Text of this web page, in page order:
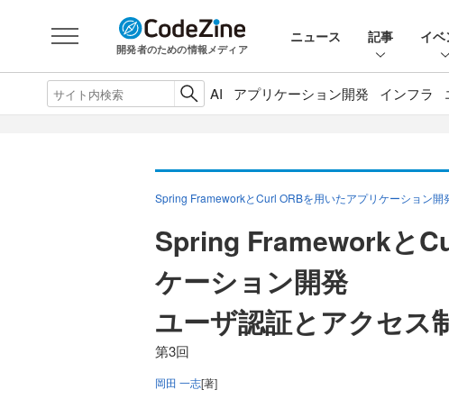
開発者のための情報メディア
ニュース 記事 イベ
AI アプリケーション開発 インフラ
Spring FrameworkとCurl ORBを用いたアプリケーション開
Spring Frameworkと
ケーション開発
ユーザ認証とアクセス
第3回
岡田 一志[著]